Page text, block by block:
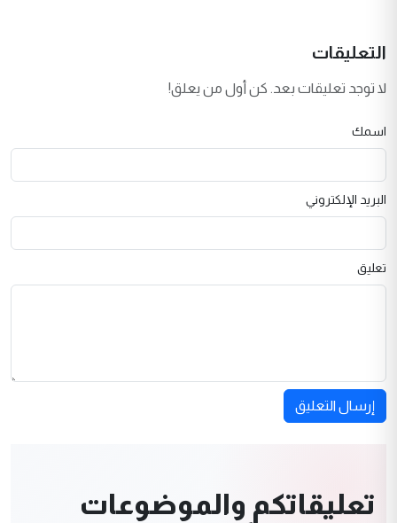
التعليقات
لا توجد تعليقات بعد. كن أول من يعلق!
اسمك
البريد الإلكتروني
تعليق
إرسال التعليق
تعليقاتكم والموضوعات